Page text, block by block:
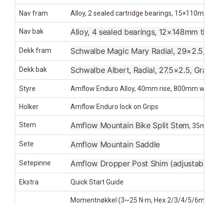
Nav fram Alloy, 2 sealed cartridge bearings, 15×110mm
Nav bak Alloy, 4 sealed bearings, 12×148mm
Dekk fram Schwalbe Magic Mary Radial, 29×2.5,
Dekk bak Schwalbe Albert, Radial, 27.5×2.5,
Styre Amflow Enduro Alloy, 40mm rise, 800mm
Holker Amflow Enduro lock on Grips
Stem Amflow Mountain Bike Split Stem, 35mm
Sete Amflow Mountain Saddle
Setepinne Amflow Dropper Post Shim (adjustable
Ekstra Quick Start Guide
Momentnøkkel (3~25 N·m, Hex 2/3/4/5/6mm,